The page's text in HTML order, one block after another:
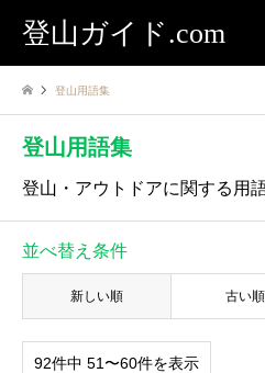
登山ガイド.com
登山用語集
登山用語集
登山・アウトドアに関する用
並べ替え条件
新しい順 古い順
92件中 51〜60件を表示